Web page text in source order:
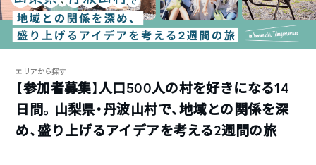
エリアから探す
【参加者募集】人口500人の村を好きになる14
日間。山梨県・丹波山村で、地域との関係を深
め、盛り上げるアイデアを考える2週間の旅